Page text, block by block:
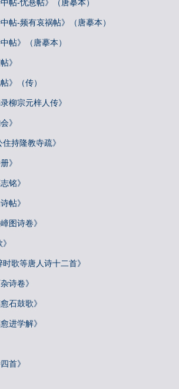
帖-忧悬帖》（唐摹本）
帖-频有哀祸帖》（唐摹本）
帖》（唐摹本）
》
》（传）
柳宗元梓人传》
》
持隆教寺疏》
》
铭》
帖》
图诗卷》
歌等唐人诗十二首》
诗卷》
石鼓歌》
进学解》
首》